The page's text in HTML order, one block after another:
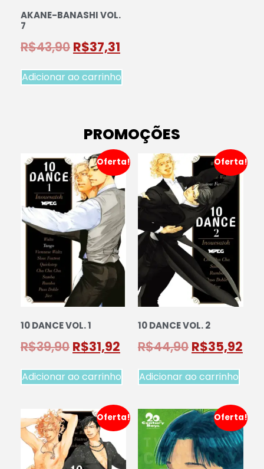
AKANE-BANASHI VOL.
7
R$43,90 R$37,31
Adicionar ao carrinho
PROMOÇÕES
Oferta!
10 DANCE VOL. 1
R$39,90 R$31,92
Adicionar ao carrinho
Oferta!
10 DANCE VOL. 2
R$44,90 R$35,92
Adicionar ao carrinho
Oferta! Oferta!